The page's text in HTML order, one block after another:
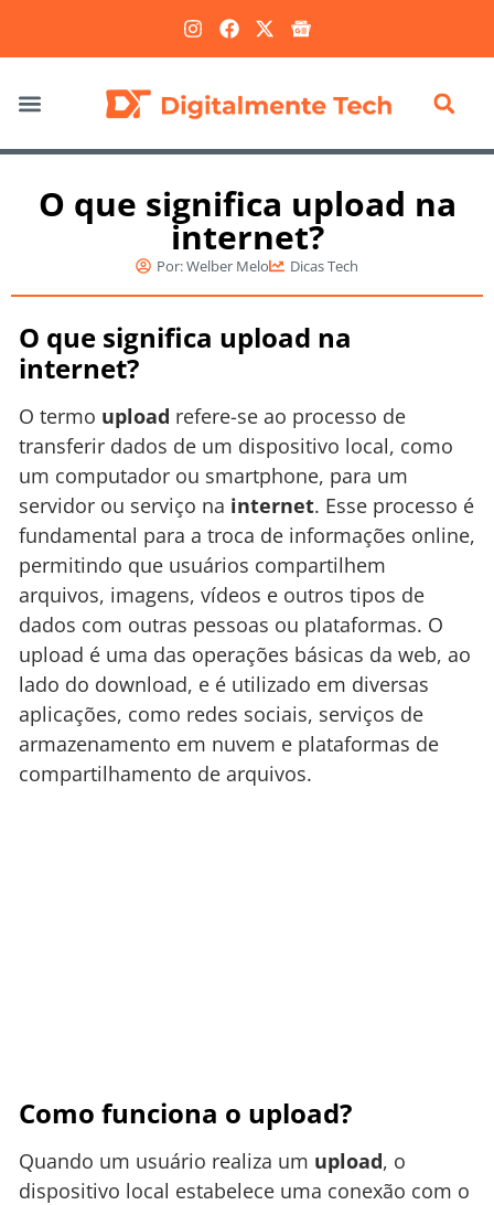
O que significa upload na
internet?
Por:Welber Melo Dicas Tech
O que significa upload na
internet?
O termo upload refere-se ao processo de
transferir dados de um dispositivo local, como
um computador ou smartphone, para um
servidor ou serviço na internet. Esse processo é
fundamental para a troca de informações online,
permitindo que usuários compartilhem
arquivos, imagens, vídeos e outros tipos de
dados com outras pessoas ou plataformas. O
upload é uma das operações básicas da web, ao
lado do download, e é utilizado em diversas
aplicações, como redes sociais, serviços de
armazenamento em nuvem e plataformas de
compartilhamento de arquivos.
Como funciona o upload?
Quando um usuário realiza um upload, o
dispositivo local estabelece uma conexão com o